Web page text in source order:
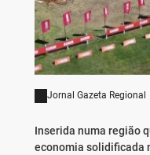
Jornal Gazeta Regional
Inserida numa região
economia solidificada